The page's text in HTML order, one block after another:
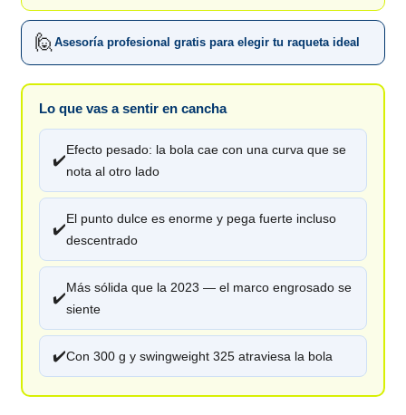
🙋Asesoría profesional gratis para elegir tu raqueta ideal
Lo que vas a sentir en cancha
✔️
Efecto pesado: la bola cae con una curva que se
nota al otro lado
✔️
El punto dulce es enorme y pega fuerte incluso
descentrado
✔️
Más sólida que la 2023 — el marco engrosado se
siente
✔️Con 300 g y swingweight 325 atraviesa la bola